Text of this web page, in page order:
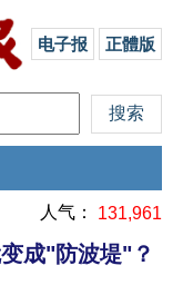
电子报 正體版
人气： 131,961
成"防波堤"？